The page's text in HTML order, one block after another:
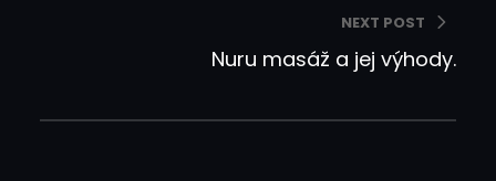
NEXT POST
Nuru masáž a jej výhody.